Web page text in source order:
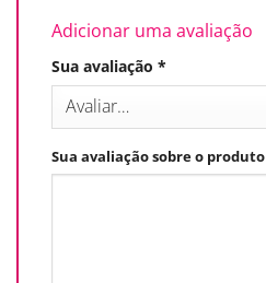
Adicionar uma avaliação
Sua avaliação *
Sua avaliação sobre o produto